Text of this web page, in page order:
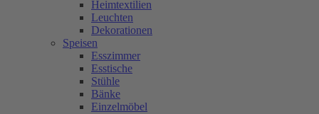
Heimtextilien
Leuchten
Dekorationen
Speisen
Esszimmer
Esstische
Stühle
Bänke
Einzelmöbel